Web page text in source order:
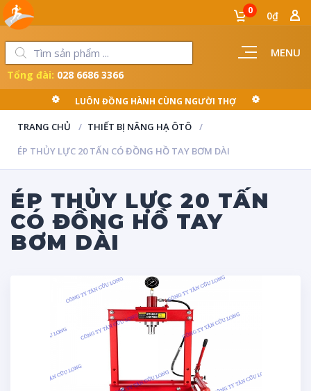
MENU
0 0₫
LUÔN ĐỒNG HÀNH CÙNG NGƯỜI THỢ
Tổng đài: 028 6686 3366
TRANG CHỦ
THIẾT BỊ NÂNG HẠ ÔTÔ
ÉP THỦY LỰC 20 TẤN CÓ ĐỒNG HỒ TAY BƠM DÀI
ÉP THỦY LỰC 20 TẤN
CÓ ĐỒNG HỒ TAY
BƠM DÀI